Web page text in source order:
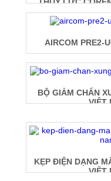
THUỶ LỰC
AIRCOM PRE2-
BỘ GIẢM CHẤN
VIỆT
KẸP ĐIỆN DẠNG
VIỆT